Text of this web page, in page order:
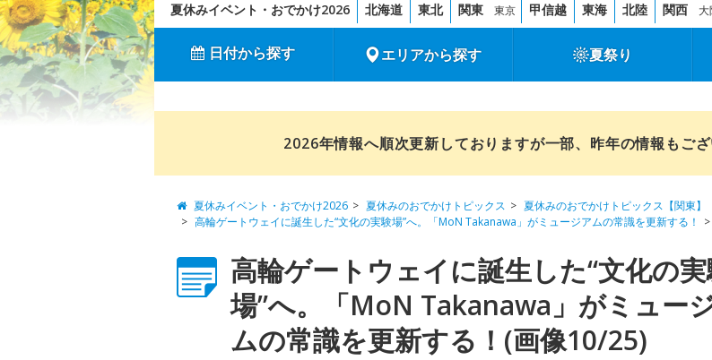
夏休みイベント・おでかけ2026 北海道 東北 関東 東京 甲信越 東海 北陸 関西 大
日付から探す エリアから探す 夏祭り
2026年情報へ順次更新しておりますが一部、昨年の情報もご
夏休みイベント・おでかけ2026 夏休みのおでかけトピックス
夏休みのおでかけトピックス【関東】
高輪ゲートウェイに誕生した“文化の実験場”へ。「MoN Takanawa」がミュージアムの常識を更新する！
高輪ゲートウェイに誕生した“文化の
場”へ。「MoN Takanawa」がミュー
ムの常識を更新する！(画像10/25)